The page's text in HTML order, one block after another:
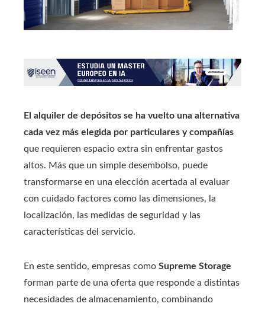
El alquiler de depósitos se ha vuelto una alternativa
cada vez más elegida por particulares y compañías
que requieren espacio extra sin enfrentar gastos
altos. Más que un simple desembolso, puede
transformarse en una elección acertada al evaluar
con cuidado factores como las dimensiones, la
localización, las medidas de seguridad y las
características del servicio.
En este sentido, empresas como Supreme Storage
forman parte de una oferta que responde a distintas
necesidades de almacenamiento, combinando